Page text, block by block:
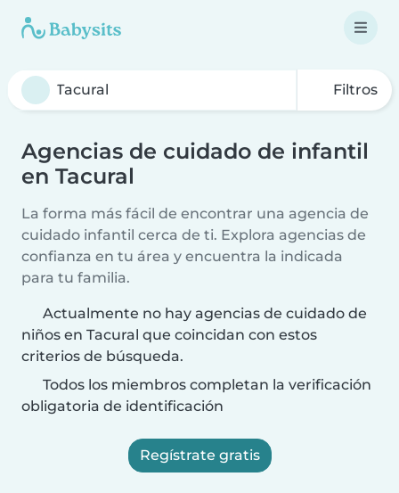
Filtros
Agencias de cuidado de infantil
en Tacural
La forma más fácil de encontrar una agencia de
cuidado infantil cerca de ti. Explora agencias de
confianza en tu área y encuentra la indicada
para tu familia.
Actualmente no hay agencias de cuidado de
niños en Tacural que coincidan con estos
criterios de búsqueda.
Todos los miembros completan la verificación
obligatoria de identificación
Regístrate gratis